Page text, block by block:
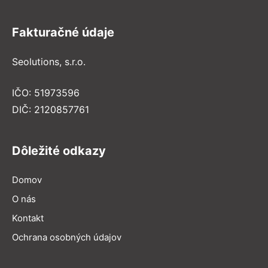
Fakturačné údaje
Seolutions, s.r.o.
IČO: 51973596
DIČ: 2120857761
Dôležité odkazy
Domov
O nás
Kontakt
Ochrana osobných údajov